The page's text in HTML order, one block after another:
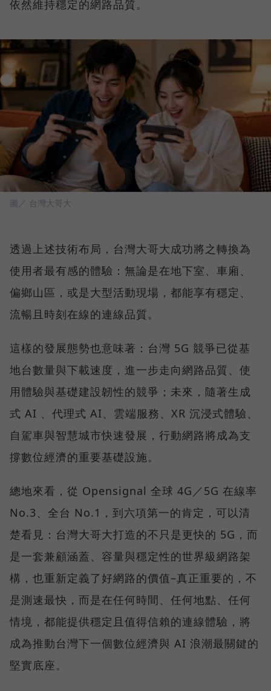
依然維持穩定的網路品質。
圖／ 台灣大哥大
透過上述技術布局，台灣大哥大成功將之轉換為
使用者最有感的體驗：無論是在地下室、車廂、
偏鄉山區，或是大型活動現場，都能享有穩定、
流暢且時刻在線的連線品質。
這樣的發展態勢也意味著：台灣 5G 競爭已從基
地台數量與下載速度，進一步走向網路品質、使
用體驗與基礎建設韌性的競爭；未來，隨著生成
式 AI 、代理式 AI、雲端服務、XR 沉浸式體驗、
自駕車與智慧城市快速發展，行動網路將成為支
撐數位經濟的重要基礎設施。
總地來看，從 Opensignal 全球 4G／5G 在線率
No.3、全台 No.1，到六項第一的肯定，可以清
楚看見：台灣大哥大打造的不只是更快的 5G，而
是一套兼顧涵蓋、容量與穩定性的世界級網路架
構，也重新定義了好網路的價值–真正重要的，不
是測速最快，而是在任何時間、任何地點、任何
情境，都能提供穩定且值得信賴的連線體驗，將
成為推動台灣下一個數位經濟與 AI 浪潮最關鍵的
堅實底座。